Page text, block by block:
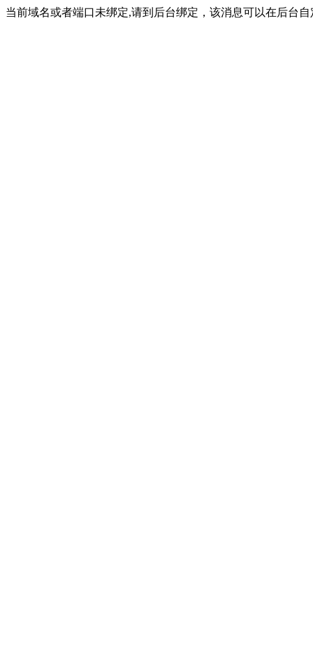
当前域名或者端口未绑定,请到后台绑定，该消息可以在后台自